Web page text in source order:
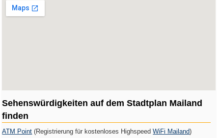
Sehenswürdigkeiten auf dem Stadtplan Mailand
finden
ATM Point (Registrierung für kostenloses HighspeedWiFi Mailand)